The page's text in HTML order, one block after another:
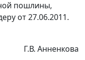
пошлины,
от 27.06.2011.
Г.В. Анненкова